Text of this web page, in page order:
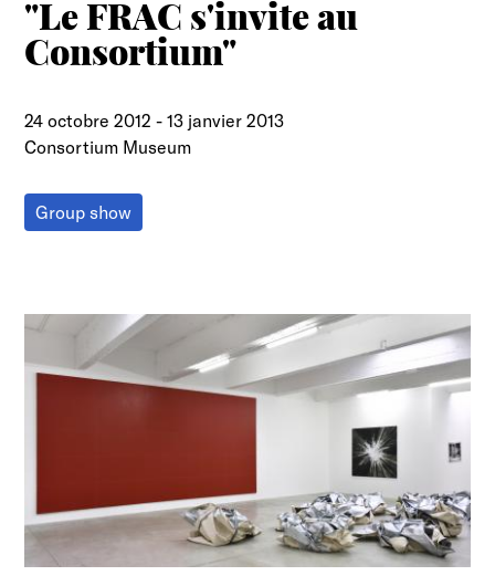
"Le FRAC s'invite au
Consortium"
24 octobre 2012 -13 janvier 2013
Consortium Museum
Group show